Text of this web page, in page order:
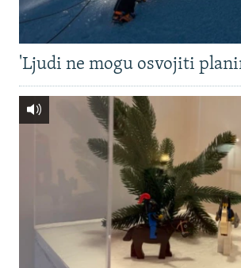
'Ljudi ne mogu osvojiti